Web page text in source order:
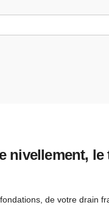
nivellement,
de votre